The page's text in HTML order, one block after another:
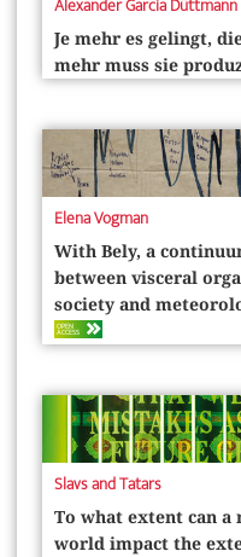
Alexander García Düttmann
Je mehr es gelingt,
mehr muss sie
Elena Vogman
With Bely, a
between visceral
society and
OPEN
ACCESS
Slavs and Tatars
To what extent can
world impact the